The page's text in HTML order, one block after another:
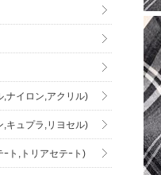
,ナイロン,アクリル)
,キュプラ,リヨセル)
ト,トリアセテｰト)